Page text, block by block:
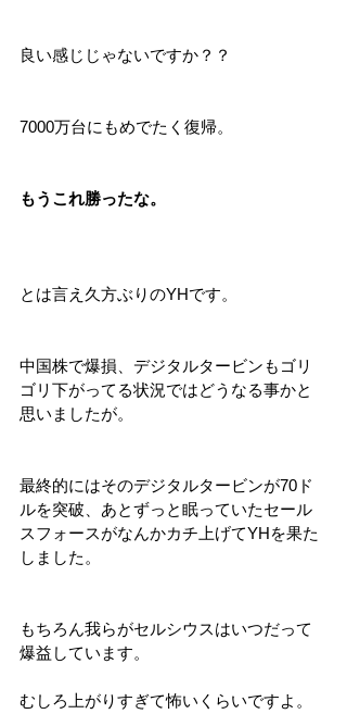
良い感じじゃないですか？？
7000万台にもめでたく復帰。
もうこれ勝ったな。
とは言え久方ぶりのYHです。
中国株で爆損、デジタルタービンもゴリ
ゴリ下がってる状況ではどうなる事かと
思いましたが。
最終的にはそのデジタルタービンが70ド
ルを突破、あとずっと眠っていたセール
スフォースがなんかカチ上げてYHを果た
しました。
もちろん我らがセルシウスはいつだって
爆益しています。
むしろ上がりすぎて怖いくらいですよ。